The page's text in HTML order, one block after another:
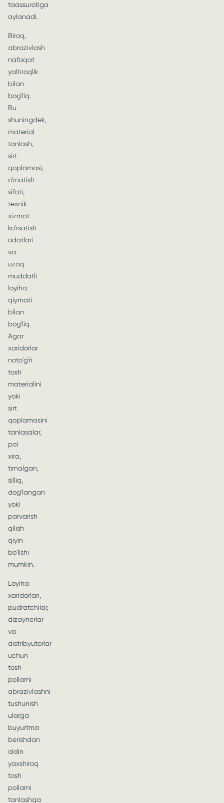
taassurotiga
aylanadi.
Biroq,
abrazivlash
nafaqat
yaltiroqlik
bilan
bog'liq.
Bu
shuningdek,
material
tanlash,
sirt
qoplamasi,
o'rnatish
sifati,
texnik
xizmat
ko'rsatish
odatlari
va
uzoq
muddatli
loyiha
qiymati
bilan
bog'liq.
Agar
xaridorlar
noto'g'ri
tosh
materialini
yoki
sirt
qoplamasini
tanlasalar,
pol
xira,
tirnalgan,
silliq,
dog'langan
yoki
parvarish
qilish
qiyin
bo'lishi
mumkin.
Loyiha
xaridorlari,
pudratchilar,
dizaynerlar
va
distribyutorlar
uchun
tosh
pollarni
abrazivlashni
tushunish
ularga
buyurtma
berishdan
oldin
yaxshiroq
tosh
pollarni
tanlashga